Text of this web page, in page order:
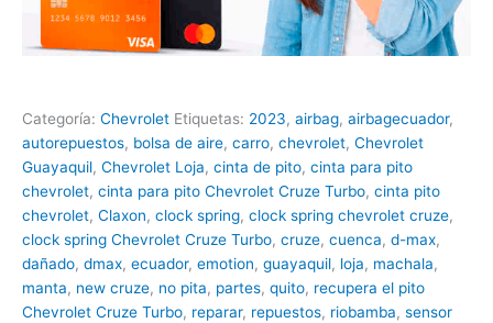
Categoría: Chevrolet Etiquetas: 2023, airbag, airbagecuador,
autorepuestos, bolsa de aire, carro, chevrolet, Chevrolet
Guayaquil, Chevrolet Loja, cinta de pito, cinta para pito
chevrolet, cinta para pito Chevrolet Cruze Turbo, cinta pito
chevrolet, Claxon, clock spring, clock spring chevrolet cruze,
clock spring Chevrolet Cruze Turbo, cruze, cuenca, d-max,
dañado, dmax, ecuador, emotion, guayaquil, loja, machala,
manta, new cruze, no pita, partes, quito, recupera el pito
Chevrolet Cruze Turbo, reparar, repuestos, riobamba, sensor